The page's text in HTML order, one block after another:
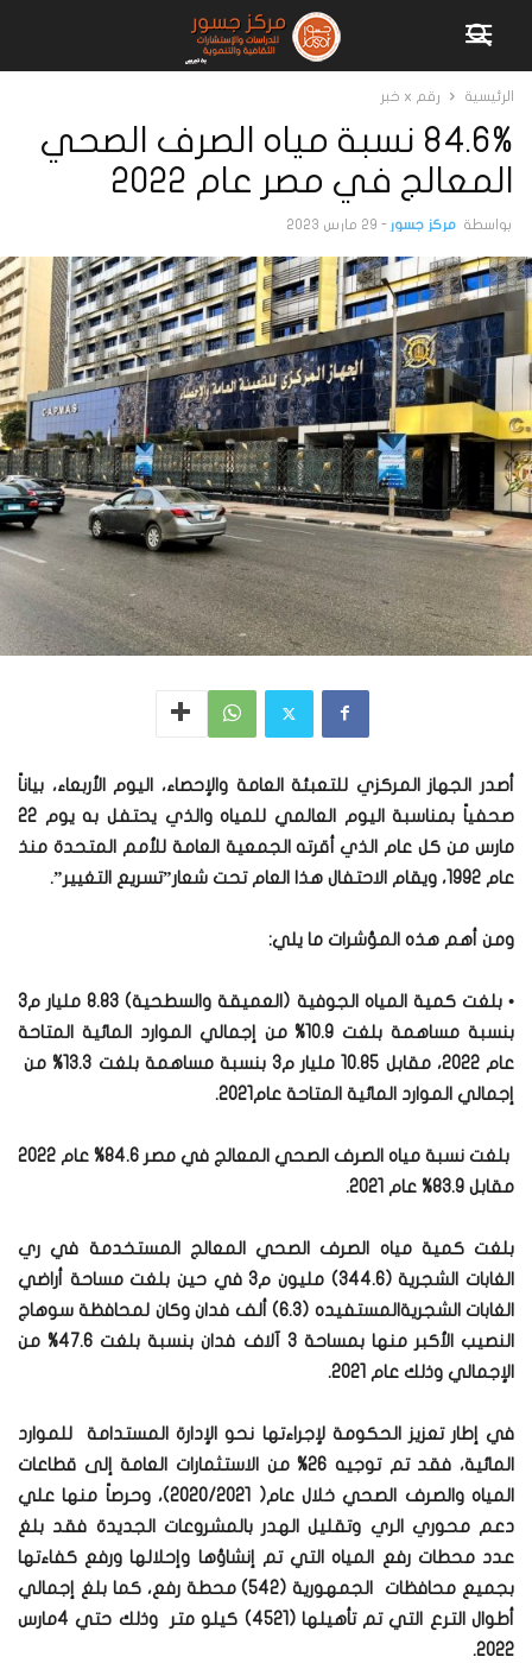
الرئيسية رقم x خبر
84.6% نسبة مياه الصرف الصحي
المعالج في مصر عام 2022
بواسطة مركز جسور - 29 مارس 2023
أصدر الجهاز المركزي للتعبئة العامة والإحصاء، اليوم الأربعاء، بياناً
صحفياً بمناسبة اليوم العالمي للمياه والذي يحتفل به يوم 22
مارس من كل عام الذي أقرته الجمعية العامة للأمم المتحدة منذ
عام 1992، ويقام الاحتفال هذا العام تحت شعار”تسريع التغيير”.
ومن أهم هذه المؤشرات ما يلي:
• بلغت كمية المياه الجوفية (العميقة والسطحية) 8.83 مليار م3
بنسبة مساهمة بلغت 10.9% من إجمالي الموارد المائية المتاحة
عام 2022، مقابل 10.85 مليار م3 بنسبة مساهمة بلغت 13.3% من
إجمالي الموارد المائية المتاحة عام2021.
بلغت نسبة مياه الصرف الصحي المعالج في مصر 84.6% عام 2022
مقابل 83.9% عام 2021.
بلغت كمية مياه الصرف الصحي المعالج المستخدمة في ري
الغابات الشجرية (344.6) مليون م3 في حين بلغت مساحة أراضي
الغابات الشجريةالمستفيده (6.3) ألف فدان وكان لمحافظة سوهاج
النصيب الأكبر منها بمساحة 3 آلاف فدان بنسبة بلغت 47.6% من
الإجمالي وذلك عام 2021.
في إطار تعزيز الحكومة لإجراءتها نحو الإدارة المستدامة للموارد
المائية، فقد تم توجيه 26% من الاستثمارات العامة إلى قطاعات
المياه والصرف الصحي خلال عام( 2020/2021)، وحرصاً منها علي
دعم محوري الري وتقليل الهدر بالمشروعات الجديدة فقد بلغ
عدد محطات رفع المياه التي تم إنشاؤها وإحلالها ورفع كفاءتها
بجميع محافظات الجمهورية (542) محطة رفع، كما بلغ إجمالي
أطوال الترع التي تم تأهيلها (4521) كيلو متر وذلك حتي 4مارس
2022.